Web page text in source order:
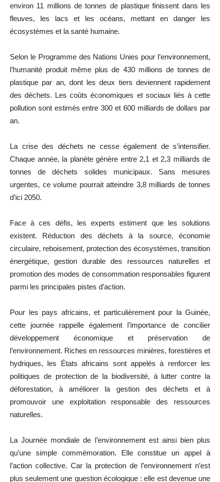
environ 11 millions de tonnes de plastique finissent dans les
fleuves, les lacs et les océans, mettant en danger les
écosystèmes et la santé humaine.
Selon le Programme des Nations Unies pour l’environnement,
l’humanité produit même plus de 430 millions de tonnes de
plastique par an, dont les deux tiers deviennent rapidement
des déchets. Les coûts économiques et sociaux liés à cette
pollution sont estimés entre 300 et 600 milliards de dollars par
an.
La crise des déchets ne cesse également de s’intensifier.
Chaque année, la planète génère entre 2,1 et 2,3 milliards de
tonnes de déchets solides municipaux. Sans mesures
urgentes, ce volume pourrait atteindre 3,8 milliards de tonnes
d’ici 2050.
Face à ces défis, les experts estiment que les solutions
existent. Réduction des déchets à la source, économie
circulaire, reboisement, protection des écosystèmes, transition
énergétique, gestion durable des ressources naturelles et
promotion des modes de consommation responsables figurent
parmi les principales pistes d’action.
Pour les pays africains, et particulièrement pour la Guinée,
cette journée rappelle également l’importance de concilier
développement économique et préservation de
l’environnement. Riches en ressources minières, forestières et
hydriques, les États africains sont appelés à renforcer les
politiques de protection de la biodiversité, à lutter contre la
déforestation, à améliorer la gestion des déchets et à
promouvoir une exploitation responsable des ressources
naturelles.
La Journée mondiale de l’environnement est ainsi bien plus
qu’une simple commémoration. Elle constitue un appel à
l’action collective. Car la protection de l’environnement n’est
plus seulement une question écologique : elle est devenue une